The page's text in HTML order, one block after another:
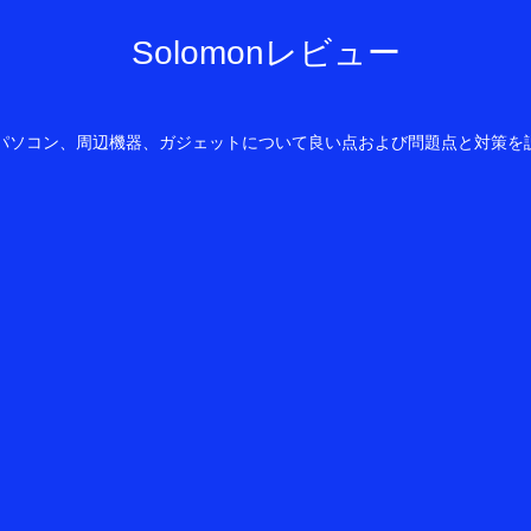
Solomonレビュー
ソコン、周辺機器、ガジェットについて良い点および問題点と対策を